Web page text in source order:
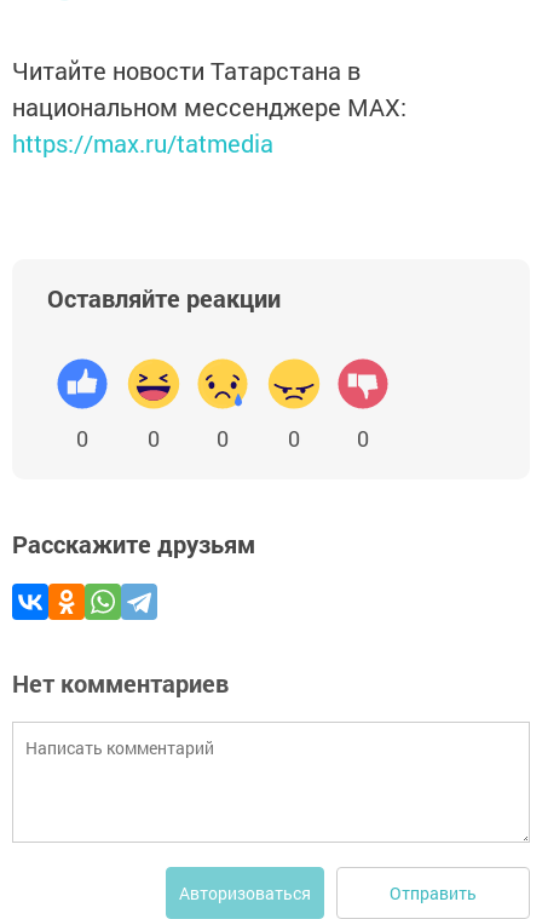
Читайте новости Татарстана в
национальном мессенджере MАХ:
https://max.ru/tatmedia
Оставляйте реакции
0 0 0 0 0
Расскажите друзьям
Нет комментариев
Авторизоваться Отправить